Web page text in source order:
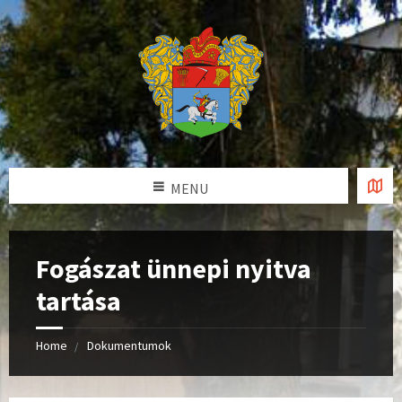
MENU
Fogászat ünnepi nyitva
tartása
Home Dokumentumok